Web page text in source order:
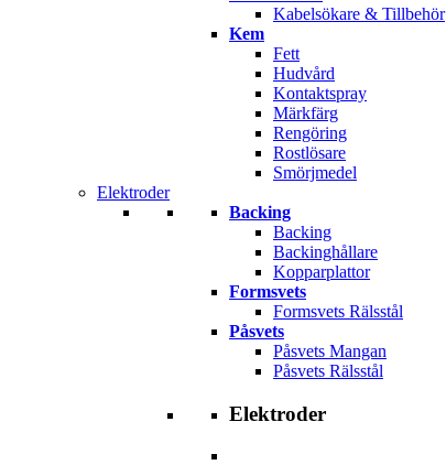
Kabelsökare & Tillbehör
Kem
Fett
Hudvård
Kontaktspray
Märkfärg
Rengöring
Rostlösare
Smörjmedel
Elektroder
Backing
Backing
Backinghållare
Kopparplattor
Formsvets
Formsvets Rälsstål
Påsvets
Påsvets Mangan
Påsvets Rälsstål
Elektroder